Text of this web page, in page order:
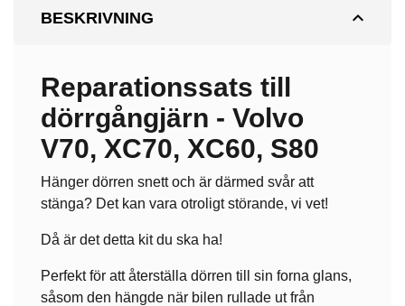
expand_less
BESKRIVNING
Reparationssats till
dörrgångjärn - Volvo
V70, XC70, XC60, S80
Hänger dörren snett och är därmed svår att
stänga? Det kan vara otroligt störande, vi vet!
Då är det detta kit du ska ha!
Perfekt för att återställa dörren till sin forna glans,
såsom den hängde när bilen rullade ut från